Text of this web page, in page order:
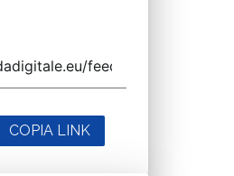
COPIA LINK